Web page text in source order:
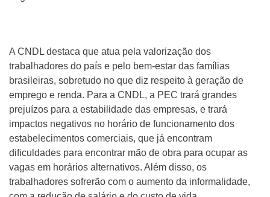
A CNDL destaca que atua pela valorização dos
trabalhadores do país e pelo bem-estar das famílias
brasileiras, sobretudo no que diz respeito à geração de
emprego e renda. Para a CNDL, a PEC trará grandes
prejuízos para a estabilidade das empresas, e trará
impactos negativos no horário de funcionamento dos
estabelecimentos comerciais, que já encontram
dificuldades para encontrar mão de obra para ocupar as
vagas em horários alternativos. Além disso, os
trabalhadores sofrerão com o aumento da informalidade,